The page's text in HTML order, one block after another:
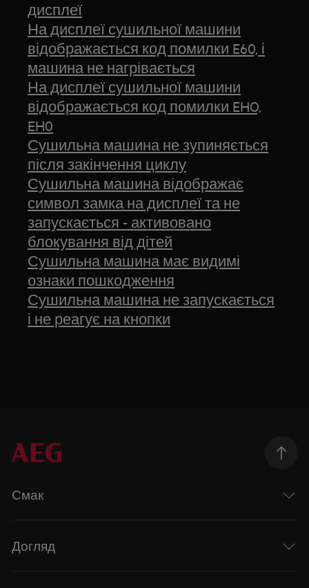
дисплеї
На дисплеї сушильної машини
відображається код помилки E60, і
машина не нагрівається
На дисплеї сушильної машини
відображається код помилки EHO,
EH0
Сушильна машина не зупиняється
після закінчення циклу
Сушильна машина відображає
символ замка на дисплеї та не
запускається - активовано
блокування від дітей
Сушильна машина має видимі
ознаки пошкодження
Сушильна машина не запускається
і не реагує на кнопки
Смак
Догляд